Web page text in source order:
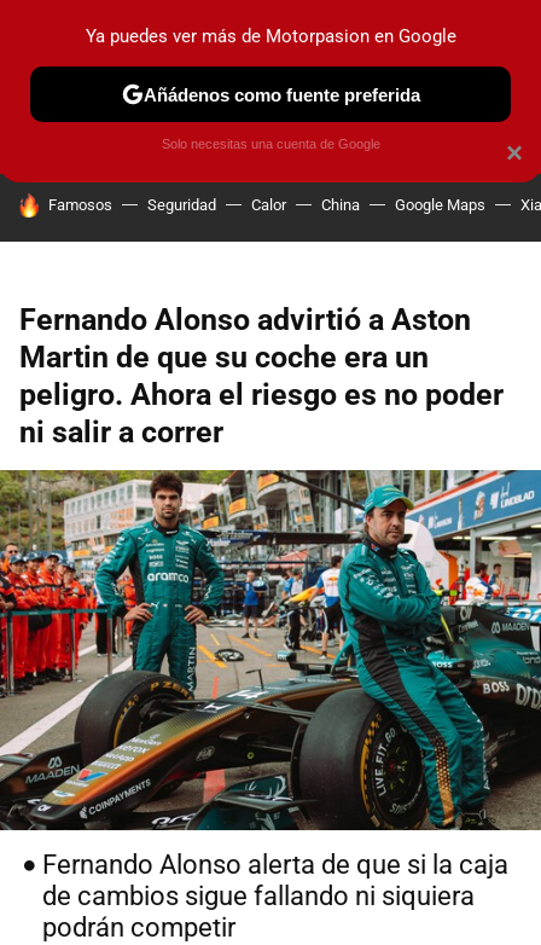
PRUEBAS COCHES ELÉCTRICOS OBSERVATORIO
HOY SE HABLA DE
Famosos Seguridad Calor China Google Maps
Fernando Alonso advirtió a Aston
Martin de que su coche era un
peligro. Ahora el riesgo es no poder
ni salir a correr
Fernando Alonso alerta de que si la caja
de cambios sigue fallando ni siquiera
podrán competir
×
Ya puedes ver más de Motorpasion en Google
Añádenos como fuente preferida
Solo necesitas una cuenta de Google